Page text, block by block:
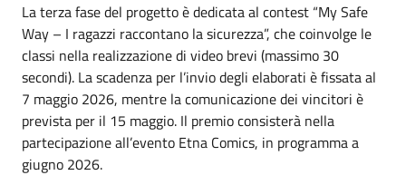
La terza fase del progetto è dedicata al contest “My Safe
Way – I ragazzi raccontano la sicurezza”, che coinvolge le
classi nella realizzazione di video brevi (massimo 30
secondi). La scadenza per l’invio degli elaborati è fissata al
7 maggio 2026, mentre la comunicazione dei vincitori è
prevista per il 15 maggio. Il premio consisterà nella
partecipazione all’evento Etna Comics, in programma a
giugno 2026.